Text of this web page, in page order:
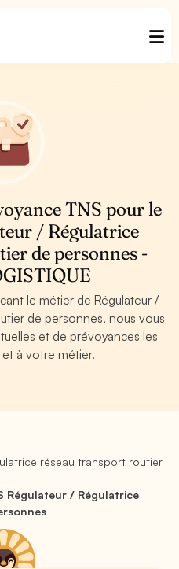
TNS pour le
/ Régulatrice
de personnes -
le métier de Régulateur /
de personnes, nous vous
et de prévoyances les
à votre métier.
réseau transport routier
Régulateur / Régulatrice